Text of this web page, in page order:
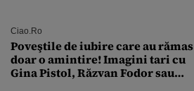
Ciao.ro
Poveştile de iubire care au rămas
doar o amintire! Imagini tari cu
Gina Pistol, Răzvan Fodor sau